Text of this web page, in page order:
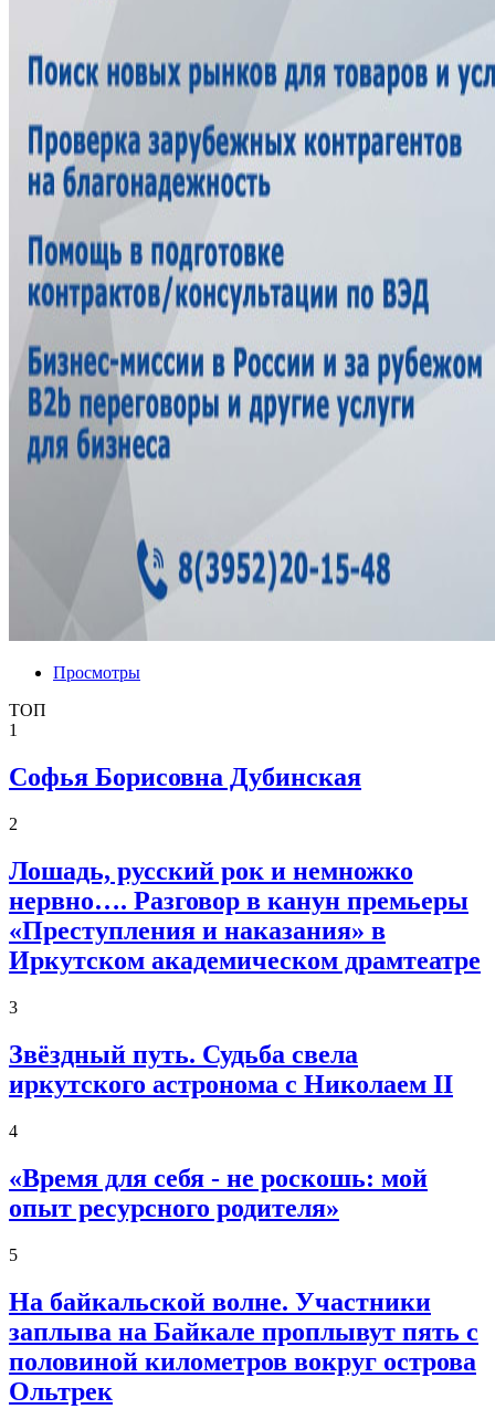
Просмотры
ТОП
1
Софья Борисовна Дубинская
2
Лошадь, русский рок и немножко
нервно…. Разговор в канун премьеры
«Преступления и наказания» в
Иркутском академическом драмтеатре
3
Звёздный путь. Судьба свела
иркутского астронома с Николаем II
4
«Время для себя - не роскошь: мой
опыт ресурсного родителя»
5
На байкальской волне. Участники
заплыва на Байкале проплывут пять с
половиной километров вокруг острова
Ольтрек